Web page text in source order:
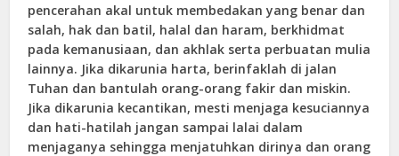
pencerahan akal untuk membedakan yang benar dan
salah, hak dan batil, halal dan haram, berkhidmat
pada kemanusiaan, dan akhlak serta perbuatan mulia
lainnya. Jika dikarunia harta, berinfaklah di jalan
Tuhan dan bantulah orang-orang fakir dan miskin.
Jika dikarunia kecantikan, mesti menjaga kesuciannya
dan hati-hatilah jangan sampai lalai dalam
menjaganya sehingga menjatuhkan dirinya dan orang